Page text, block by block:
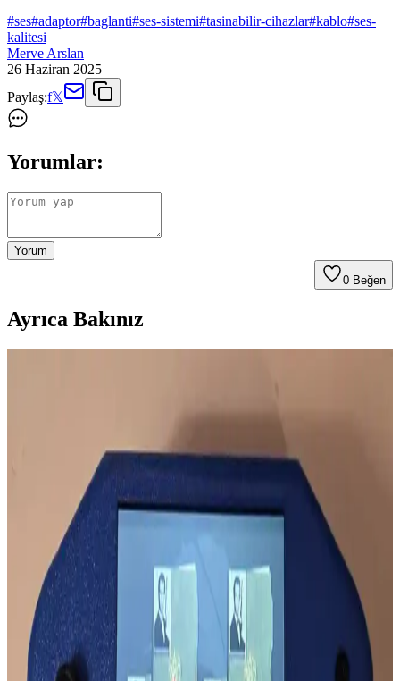
#ses#adaptor#baglanti#ses-sistemi#tasinabilir-cihazlar#kablo#ses-
kalitesi
Merve Arslan
26 Haziran 2025
Paylaş:f𝕏
Yorumlar:
Yorum
0 Beğen
Ayrıca Bakınız
seviyelerde kırpılması sonucu oluşan, kare dalgaya benzeyen ancak
yumuşak kenarlı bir sinyal formudur. Ses elektroniğinde harmonik
Klima Ünitesinden Gelen Metalik Seslerin Nedenleri
ve Normalliği Hakkında Detaylı İnceleme
Klima ünitelerinden gelen metalik sesler genellikle inverter
teknolojisi ve defrost döngüsünden kaynaklanır. Ancak sürekli ve
yüksek sesler mekanik arızaların işareti olabilir. Uzman kontrolü
önerilir.
3.5mm Kulaklık Jakında Radyo Parazitleri ve
Mikrofon Ses Bozulmaları